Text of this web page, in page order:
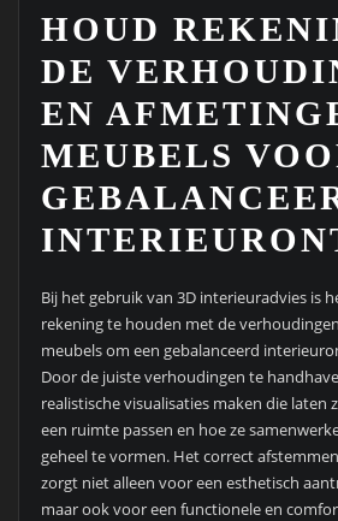
HOUD
DE
EN
MEUBELS
Bij het gebruik van 3D interieuradvies is
rekening te houden met de
meubels om een gebalanceerd
Door de juiste verhoudingen te
realistische visualisaties maken die laten
een ruimte passen en hoe ze
geheel te vormen. Het correct
zorgt niet alleen voor een esthetisch
maar ook voor een functionele en